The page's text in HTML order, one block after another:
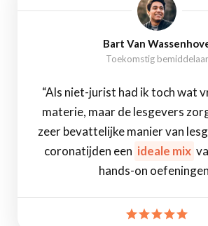
Bart Van
Toekomstig bemiddelaar
“Als niet-jurist had ik toch wat
materie, maar de lesgevers
zeer bevattelijke manier van
coronatijden een ideale mix
hands-on